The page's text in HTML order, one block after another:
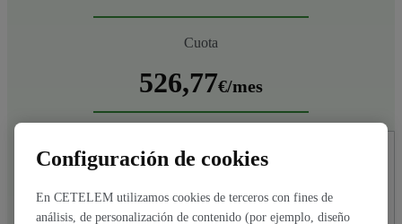
Cuota
526,77€/mes
condiciones del préstamo. Consultar más
abajo.10,19%Importe total adeudado:
crédito: 321,24€
Tienes hasta 60.000 €
Configuración de cookies
En CETELEM utilizamos cookies de terceros con fines de
análisis, de personalización de contenido (por ejemplo, diseño